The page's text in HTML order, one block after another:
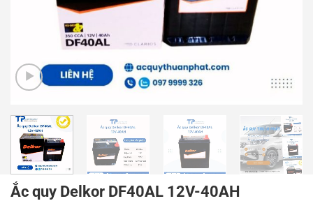
Ắc quy Delkor DF40AL 12V-40AH